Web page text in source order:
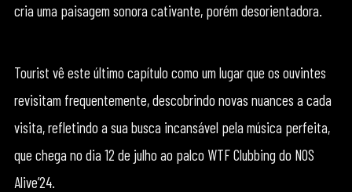
cria uma paisagem sonora cativante, porém desorientadora.
Tourist vê este último capítulo como um lugar que os ouvintes
revisitam frequentemente, descobrindo novas nuances a cada
visita, refletindo a sua busca incansável pela música perfeita,
que chega no dia 12 de julho ao palco WTF Clubbing do NOS
Alive’24.